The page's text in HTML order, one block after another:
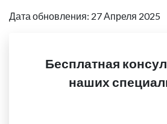
Дата обновления: 27 Апреля 2025
Бесплатная
наших